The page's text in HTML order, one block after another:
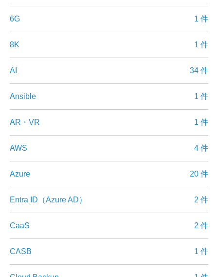
6G 1 件
8K 1 件
AI 34 件
Ansible 1 件
AR・VR 1 件
AWS 4 件
Azure 20 件
Entra ID（Azure AD） 2 件
CaaS 2 件
CASB 1 件